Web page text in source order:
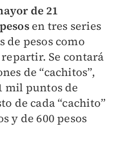
de 21
en tres series
de pesos como
Se contará
de “cachitos”,
mil puntos de
de cada “cachito”
y de 600 pesos